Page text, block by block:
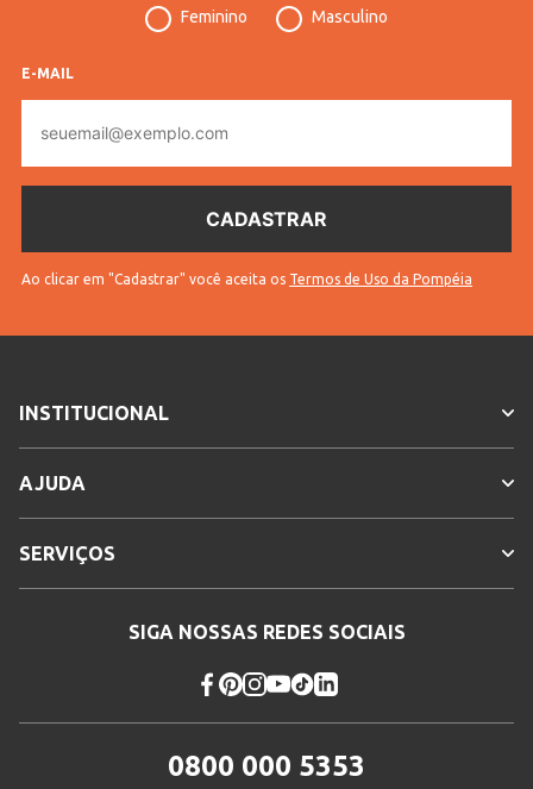
Longa
Cores
Feminino Masculino
E-MAIL
mail
Ao clicar em "Cadastrar" você aceita os Termos de Uso da Pompéia
INSTITUCIONAL
AJUDA
SERVIÇOS
SIGA NOSSAS REDES SOCIAIS
0800 000 5353